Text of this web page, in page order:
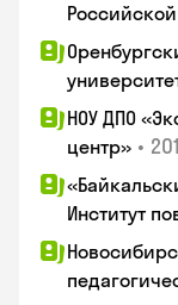
НОУ ДПО
центр» •
Институт